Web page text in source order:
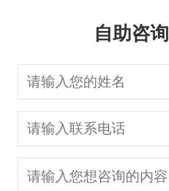
自助咨询